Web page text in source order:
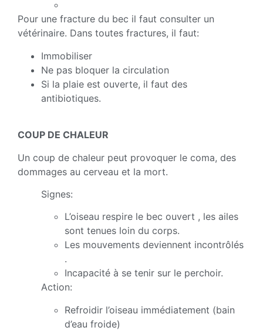
Pour une fracture du bec il faut consulter un
vétérinaire. Dans toutes fractures, il faut:
Immobiliser
Ne pas bloquer la circulation
Si la plaie est ouverte, il faut des
antibiotiques.
COUP DE CHALEUR
Un coup de chaleur peut provoquer le coma, des
dommages au cerveau et la mort.
Signes:
L’oiseau respire le bec ouvert , les ailes
sont tenues loin du corps.
Les mouvements deviennent incontrôlés
.
Incapacité à se tenir sur le perchoir.
Action:
Refroidir l’oiseau immédiatement (bain
d’eau froide)